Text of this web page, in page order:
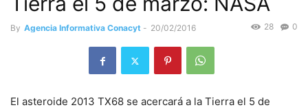
By Agencia Informativa Conacyt - 20/02/2016 0
28
El asteroide 2013 TX68 se acercará a la Tierra el 5 de